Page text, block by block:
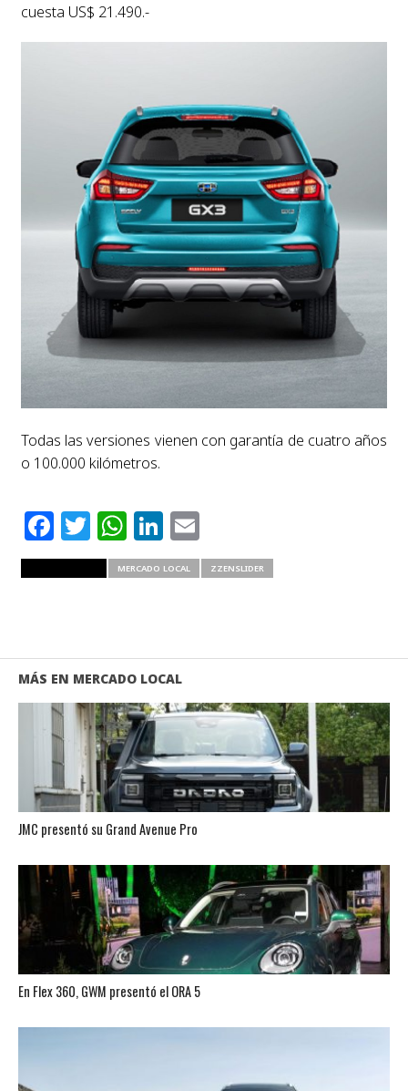
cuesta US$ 21.490.-
Todas las versiones vienen con garantía de cuatro años
o 100.000 kilómetros.
Facebook
Twitter
WhatsApp
LinkedIn
Email
MERCADO LOCAL ZZENSLIDER
MÁS EN MERCADO LOCAL
JMC presentó su Grand Avenue Pro
En Flex 360, GWM presentó el ORA 5